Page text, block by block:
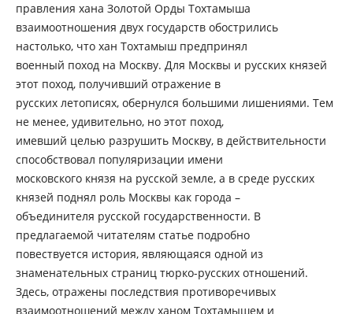
правления хана Золотой Орды Тохтамыша
взаимоотношения двух государств обострились
настолько, что хан Тохтамыш предпринял
военный поход на Москву. Для Москвы и русских князей
этот поход, получивший отражение в
русских летописях, обернулся большими лишениями. Тем
не менее, удивительно, но этот поход,
имевший целью разрушить Москву, в действительности
способствовал популяризации имени
московского князя на русской земле, а в среде русских
князей поднял роль Москвы как города –
объединителя русской государственности. В
предлагаемой читателям статье подробно
повествуется история, являющаяся одной из
знаменательных страниц тюрко-русских отношений.
Здесь, отражены последствия противоречивых
взаимоотношений между ханом Тохтамышем и